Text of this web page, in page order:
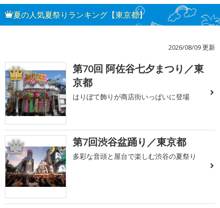
夏の人気夏祭りランキング【東京都】
2026/08/09 更新
1
第70回 阿佐谷七夕まつり／東
京都
はりぼて飾りが商店街いっぱいに登場
2 第7回渋谷盆踊り／東京都
多彩な音頭と屋台で楽しむ渋谷の夏祭り